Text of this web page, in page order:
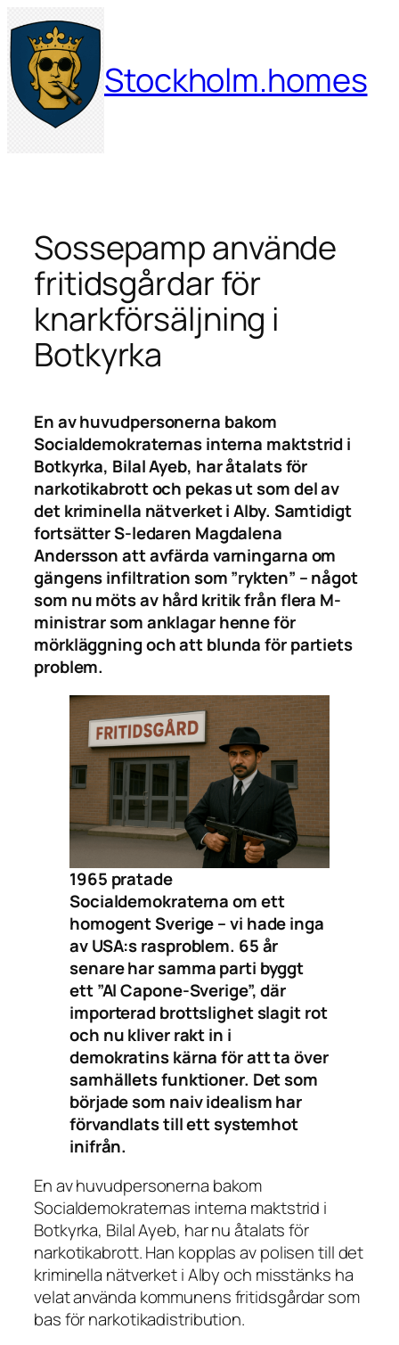
Hoppa
till
innehåll
Stockholm.homes
Sossepamp använde
fritidsgårdar för
knarkförsäljning i
Botkyrka
En av huvudpersonerna bakom
Socialdemokraternas interna maktstrid i
Botkyrka, Bilal Ayeb, har åtalats för
narkotikabrott och pekas ut som del av
det kriminella nätverket i Alby. Samtidigt
fortsätter S-ledaren Magdalena
Andersson att avfärda varningarna om
gängens infiltration som ”rykten” – något
som nu möts av hård kritik från flera M-
ministrar som anklagar henne för
mörkläggning och att blunda för partiets
problem.
1965 pratade
Socialdemokraterna om ett
homogent Sverige – vi hade inga
av USA:s rasproblem. 65 år
senare har samma parti byggt
ett ”Al Capone-Sverige”, där
importerad brottslighet slagit rot
och nu kliver rakt in i
demokratins kärna för att ta över
samhällets funktioner. Det som
började som naiv idealism har
förvandlats till ett systemhot
inifrån.
En av huvudpersonerna bakom
Socialdemokraternas interna maktstrid i
Botkyrka, Bilal Ayeb, har nu åtalats för
narkotikabrott. Han kopplas av polisen till det
kriminella nätverket i Alby och misstänks ha
velat använda kommunens fritidsgårdar som
bas för narkotikadistribution.